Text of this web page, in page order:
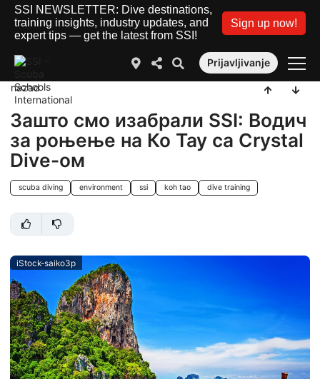
SSI NEWSLETTER: Dive destinations,
training insights, industry updates, and
expert tips — get the latest from SSI!
Sign up now!
Prijavljivanje
nazad
Зашто смо изабрали SSI: Водич
за роњење на Ко Тау са Crystal
Dive-ом
scuba diving environment ssi koh tao dive training
iStock-saiko3p